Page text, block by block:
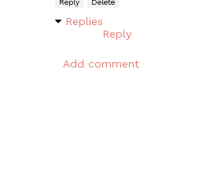
Reply Delete
Replies
Reply
Add comment